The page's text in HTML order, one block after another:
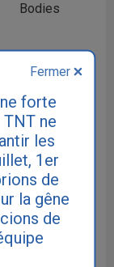
Bodies
en coton
forte
ne
les
1er
de
la gêne
de
Fermer